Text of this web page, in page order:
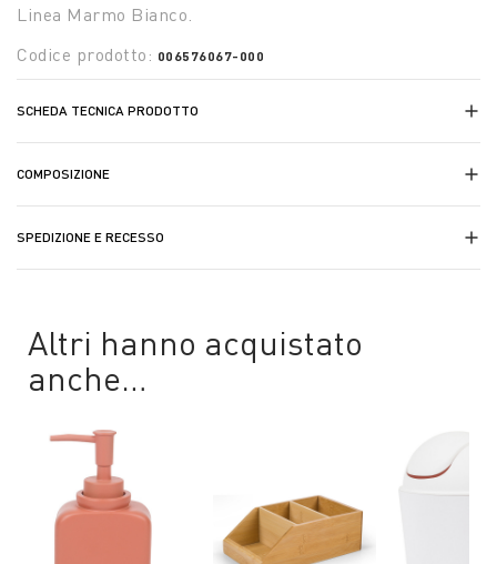
Linea Marmo Bianco.
Codice prodotto: 006576067-000
SCHEDA TECNICA PRODOTTO
COMPOSIZIONE
SPEDIZIONE E RECESSO
Altri hanno acquistato
anche…